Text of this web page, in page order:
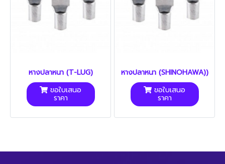
หางปลาหนา (T-LUG)
ขอใบเสนอ
ราคา
หางปลาหนา (SHINOHAWA))
ขอใบเสนอ
ราคา